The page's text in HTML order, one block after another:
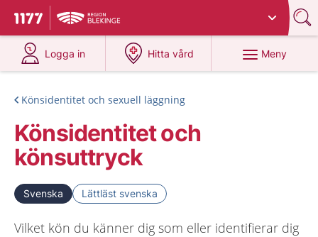
Till startsidan för 1177
Du har valt region
Logga in
på 1177.se
Hitta vård
på 1177.se
Meny
Könsidentitet och sexuell läggning
Könsidentitet och
könsuttryck
Svenska Lättläst svenska
Vilket kön du känner dig som eller identifierar dig